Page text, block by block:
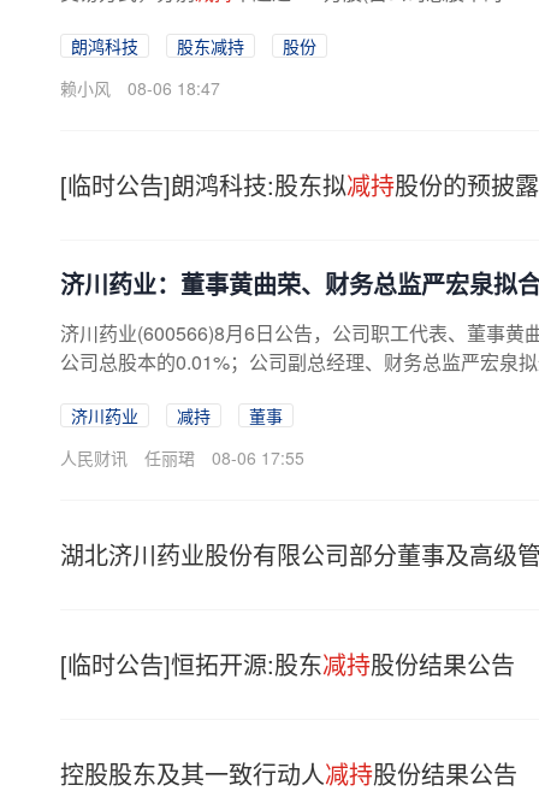
朗鸿科技 股东减持
股份
赖小风
08-06 18:47
[临时公告]朗鸿科技:股东拟减持股份的预披
济川药业：董事黄曲荣、财务总监严宏泉拟
济川药业(600566)8月6日公告，公司职工代表、董事黄
公司总股本的0.01%；公司副总经理、财务总监严宏泉
济川药业 减持
董事
人民财讯
任丽珺 08-06 17:55
湖北济川药业股份有限公司部分董事及高级
[临时公告]恒拓开源:股东减持股份结果公告
控股股东及其一致行动人减持股份结果公告